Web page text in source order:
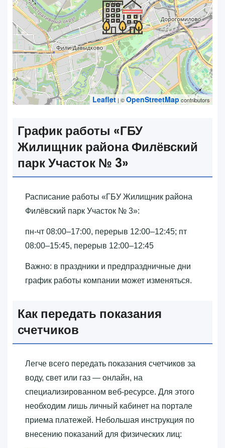
Leaflet| ©OpenStreetMap contributors
График работы «‎ГБУ
Жилищник района Филёвский
парк Участок № 3»‎
Расписание работы «‎ГБУ Жилищник района
Филёвский парк Участок № 3»‎:
пн-чт 08:00–17:00, перерыв 12:00–12:45; пт
08:00–15:45, перерыв 12:00–12:45
Важно: в праздники и предпраздничные дни
график работы компании может изменяться.
Как передать показания
счетчиков
Легче всего передать показания счетчиков за
воду, свет или газ — онлайн, на
специализированном веб-ресурсе. Для этого
необходим лишь личный кабинет на портале
приема платежей. Небольшая инструкция по
внесению показаний для физических лиц: